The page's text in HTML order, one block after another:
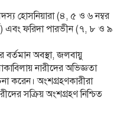
হোসনিয়ারা (৪, ৫ ও ৬ নম্বর
এবং ফরিদা পারভীন (৭, ৮ ও ৯
বর্তমান অবস্থা, জলবায়ু
নারীদের অভিজ্ঞতা
করেন। অংশগ্রহণকারীরা
সক্রিয় অংশগ্রহণ নিশ্চিত